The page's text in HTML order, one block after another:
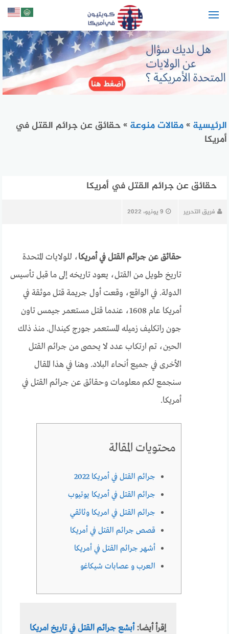
الرئيسية »مقالات منوعة »حقائق عن جرائم القتل في
أمريكا
حقائق عن جرائم القتل في أمريكا
فريق التحرير 9 يونيو، 2022
حقائق عن جرائم القتل في أمريكا، للولايات المتحدة
تاريخ طويل من القتل، يعود تاريخه إلى ما قبل تأسيس
الدولة. في الواقع، وقعت أول جريمة قتل موثقة في
أمريكا عام 1608، عندما قتل مستعمر جيمس تاون
جون راتكليف زميله المستعمر جورج كيندال. منذ ذلك
الحين، تم ارتكاب عدد لا يحصى من جرائم القتل
الأخرى في جميع أنحاء البلاد. وهنا في هذا المقال
سنجمع لكم معلومات وحقائق عن جرائم القتل في
أمريكا.
محتويات المقالة
جرائم القتل في أمريكا 2022
جرائم القتل في أمريكا يوتيوب
جرائم القتل في امريكا وثائقي
قصص جرائم القتل في أمريكا
أشهر جرائم القتل في أمريكا
العرب و عصابات شيكاغو
إقرأ أيضا: أبشع جرائم القتل في تاريخ امريكا